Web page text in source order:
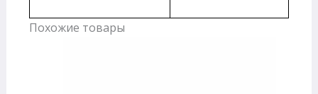
Похожие товары